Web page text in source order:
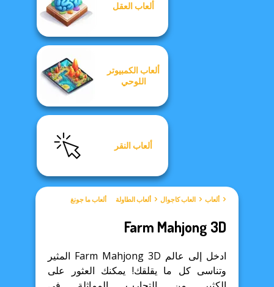
ألعاب العقل
ألعاب الكمبيوتر
اللوحي
ألعاب النقر
ألعاب العاب كاجوال ألعاب الطاولة ألعاب ما جونغ
Farm Mahjong 3D
ادخل إلى عالم Farm Mahjong 3D المثير
وتناسى كل ما يقلقك! يمكنك العثور على